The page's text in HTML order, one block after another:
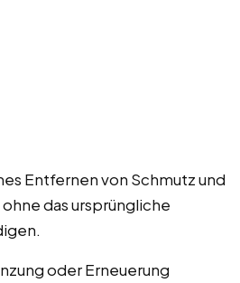
Entfernen von Schmutz und
das ursprüngliche
oder Erneuerung